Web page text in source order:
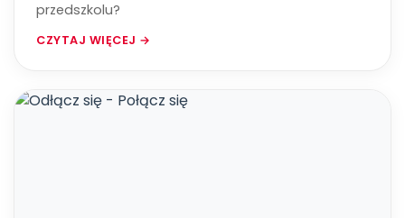
przedszkolu?
CZYTAJ WIĘCEJ →